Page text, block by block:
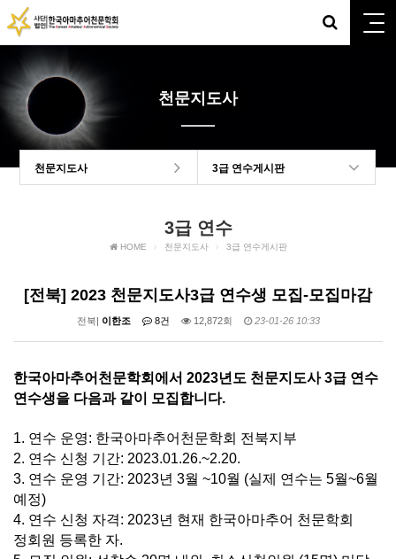
천문지도사
천문지도사 3급 연수게시판
3급 연수
HOME 천문지도사 3급 연수게시판
[전북] 2023 천문지도사3급 연수생 모집-모집마감
전북| 이한조 8건 12,872회 23-01-26 10:33
한국아마추어천문학회에서 2023년도 천문지도사 3급 연수
연수생을 다음과 같이 모집합니다.
1. 연수 운영: 한국아마추어천문학회 전북지부
2. 연수 신청 기간: 2023.01.26.~2.20.
3. 연수 운영 기간: 2023년 3월 ~10월 (실제 연수는 5월~6월
예정)
4. 연수 신청 자격: 2023년 현재 한국아마추어 천문학회
정회원 등록한 자.